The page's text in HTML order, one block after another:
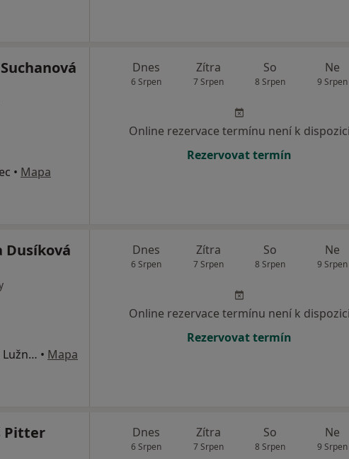
• Mapa
Dnes
6 Srpen
Zítra
7 Srpen
So
8 Srpen
Ne
9 Srpen
Online rezervace termínu není k dispozici
Rezervovat termín
Dusíková
Sídliště 9. května 699, Suchdol nad Lužnicí • Mapa
Dnes
6 Srpen
Zítra
7 Srpen
So
8 Srpen
Ne
9 Srpen
Online rezervace termínu není k dispozici
Rezervovat termín
Pitter Dnes
6 Srpen
Zítra
7 Srpen
So
8 Srpen
Ne
9 Srpen